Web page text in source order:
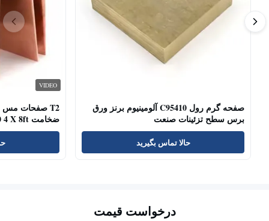
صفحه گرم رول C95410 آلومینیوم برنز ورق
برس سطح تزئینات صنعت
حالا تماس بگیرید
VIDEO
ضخامت C11000 C10100 4 X 8ft
درخواست قیمت